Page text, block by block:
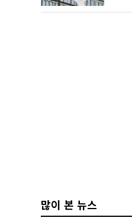
많이 본 뉴스